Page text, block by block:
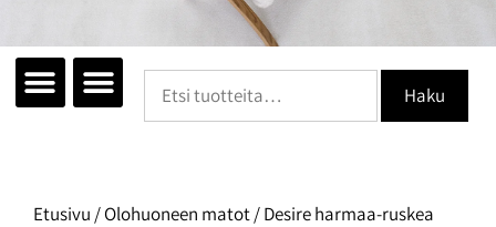
Haku
Etusivu /Olohuoneen matot/ Desire harmaa-ruskea